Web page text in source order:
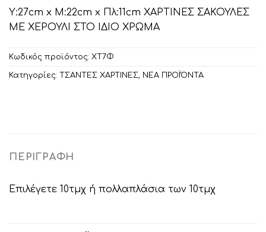
Υ:27cm x Μ:22cm x Πλ:11cm ΧΑΡΤΙΝΕΣ ΣΑΚΟΥΛΕΣ
ΜΕ ΧΕΡΟΥΛΙ ΣΤΟ ΙΔΙΟ ΧΡΩΜΑ
Κωδικός προϊόντος: ΧΤ7Φ
Κατηγορίες: ΤΣΑΝΤΕΣ ΧΑΡΤΙΝΕΣ, ΝΕΑ ΠΡΟΪΌΝΤΑ
ΠΕΡΙΓΡΑΦΉ
Επιλέγετε 10τμχ ή πολλαπλάσια των 10τμχ